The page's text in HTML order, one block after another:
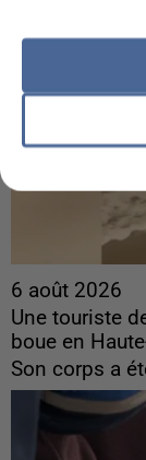
6 août 2026
Une touriste
boue en
Son corps a